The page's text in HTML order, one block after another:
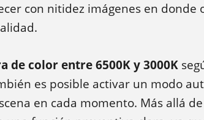
con nitidez imágenes en donde
de color entre 6500K y 3000K
es posible activar un modo
en cada momento. Más allá